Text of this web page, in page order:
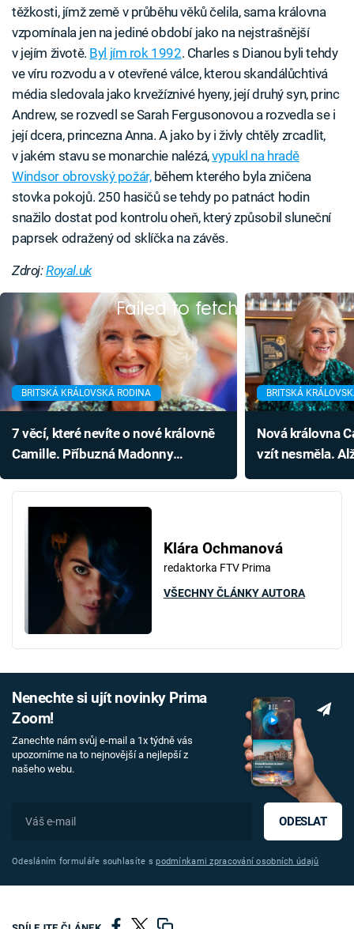
těžkosti, jímž země v průběhu věků čelila, sama královna
vzpomínala jen na jediné období jako na nejstrašnější
v jejím životě. Byl jím rok 1992. Charles s Dianou byli tehdy
ve víru rozvodu a v otevřené válce, kterou skandálůchtivá
média sledovala jako krvežíznivé hyeny, její druhý syn, princ
Andrew, se rozvedl se Sarah Fergusonovou a rozvedla se i
její dcera, princezna Anna. A jako by i živly chtěly zrcadlit,
v jakém stavu se monarchie nalézá,vypukl na hradě
Windsor obrovský požár,během kterého byla zničena
stovka pokojů. 250 hasičů se tehdy po patnáct hodin
snažilo dostat pod kontrolu oheň, který způsobil sluneční
paprsek odražený od sklíčka na závěs.
Zdroj:Royal.uk
Failed to fetch
BRITSKÁ KRÁLOVSKÁ RODINA
7 věcí, které nevíte o nové královně
Camille. Příbuzná Madonny
BRITSKÁ
Nová královna
vzít nesměla.
Klára Ochmanová
redaktorka FTV Prima
VŠECHNY ČLÁNKY AUTORA
Nenechte si ujít novinky Prima
Zoom!
Zanechte nám svůj e-mail a 1x týdně vás
upozorníme na to nejnovější a nejlepší z
našeho webu.
ODESLAT
Odesláním formuláře souhlasíte spodmínkami zpracování osobních údajů